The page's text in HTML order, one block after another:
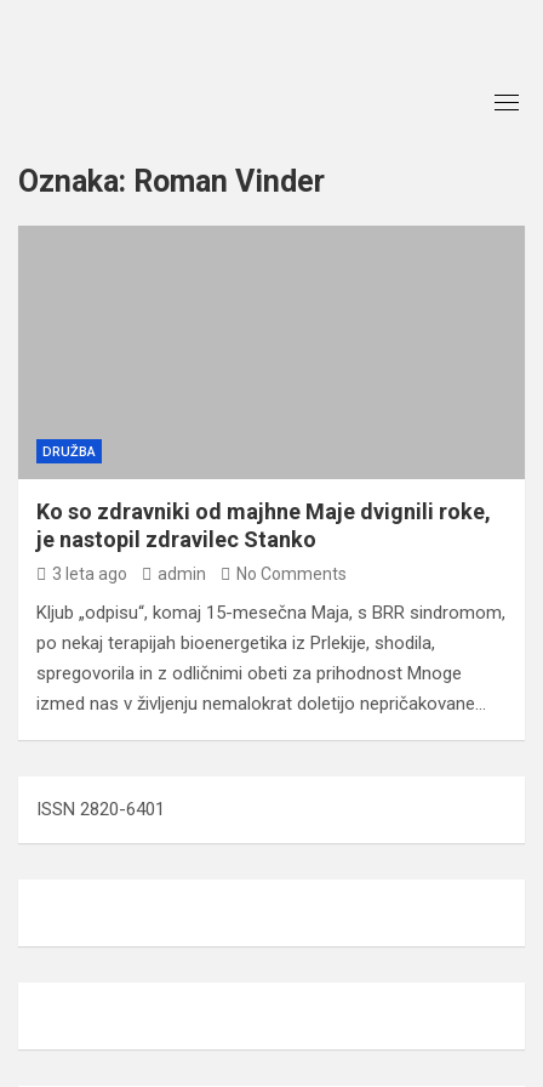
Oznaka: Roman Vinder
DRUŽBA
Ko so zdravniki od majhne Maje dvignili roke,
je nastopil zdravilec Stanko
3 leta ago admin No Comments
Kljub „odpisu“, komaj 15-mesečna Maja, s BRR sindromom,
po nekaj terapijah bioenergetika iz Prlekije, shodila,
spregovorila in z odličnimi obeti za prihodnost Mnoge
izmed nas v življenju nemalokrat doletijo nepričakovane…
ISSN 2820-6401